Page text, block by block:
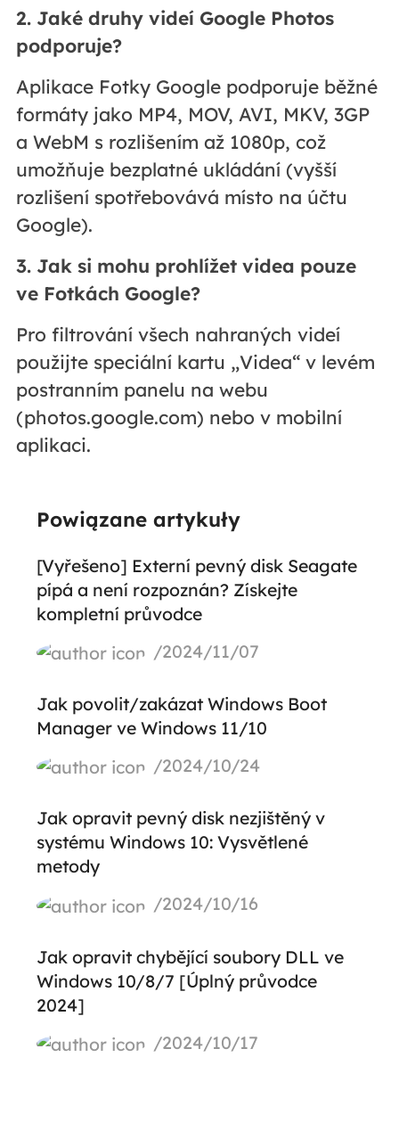
2. Jaké druhy videí Google Photos
podporuje?
Aplikace Fotky Google podporuje běžné
formáty jako MP4, MOV, AVI, MKV, 3GP
a WebM s rozlišením až 1080p, což
umožňuje bezplatné ukládání (vyšší
rozlišení spotřebovává místo na účtu
Google).
3. Jak si mohu prohlížet videa pouze
ve Fotkách Google?
Pro filtrování všech nahraných videí
použijte speciální kartu „Videa“ v levém
postranním panelu na webu
(photos.google.com) nebo v mobilní
aplikaci.
Powiązane artykuły
[Vyřešeno] Externí pevný disk Seagate
pípá a není rozpoznán? Získejte
kompletní průvodce
/2024/11/07
Jak povolit/zakázat Windows Boot
Manager ve Windows 11/10
/2024/10/24
Jak opravit pevný disk nezjištěný v
systému Windows 10: Vysvětlené
metody
/2024/10/16
Jak opravit chybějící soubory DLL ve
Windows 10/8/7 [Úplný průvodce
2024]
/2024/10/17